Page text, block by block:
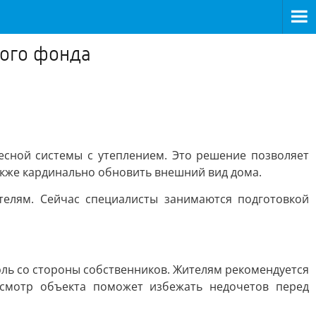
фонда
системы с утеплением. Это решение позволяет
кардинально обновить внешний вид дома.
Сейчас специалисты занимаются подготовкой
со стороны собственников. Жителям рекомендуется
объекта поможет избежать недочетов перед